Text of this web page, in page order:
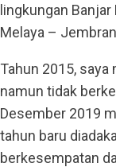
lingkungan
Melaya –
Tahun 2015,
namun tidak
Desember 2019
tahun baru
berkesempatan